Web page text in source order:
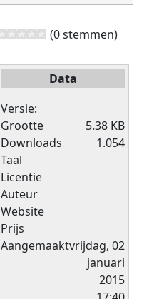
(0 stemmen)
Data
Versie:
Grootte
5.38 KB
Downloads
1.054
Taal
Licentie
Auteur
Website
Prijs
Aangemaaktvrijdag, 02
januari
2015